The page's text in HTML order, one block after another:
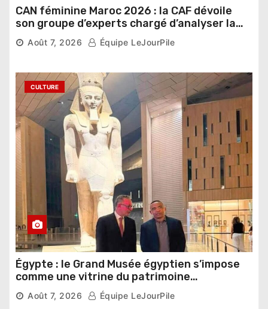
CAN féminine Maroc 2026 : la CAF dévoile
son groupe d’experts chargé d’analyser la
compétition
Août 7, 2026 Équipe LeJourPile
CULTURE
Égypte : le Grand Musée égyptien s’impose
comme une vitrine du patrimoine
pharaonique auprès des dirigeants
étrangers
Août 7, 2026 Équipe LeJourPile